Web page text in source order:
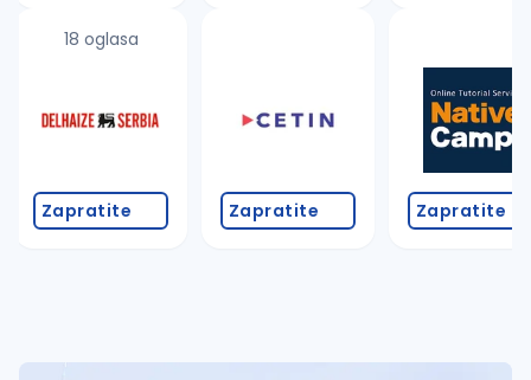
18 oglasa
Zapratite Zapratite Zapratite